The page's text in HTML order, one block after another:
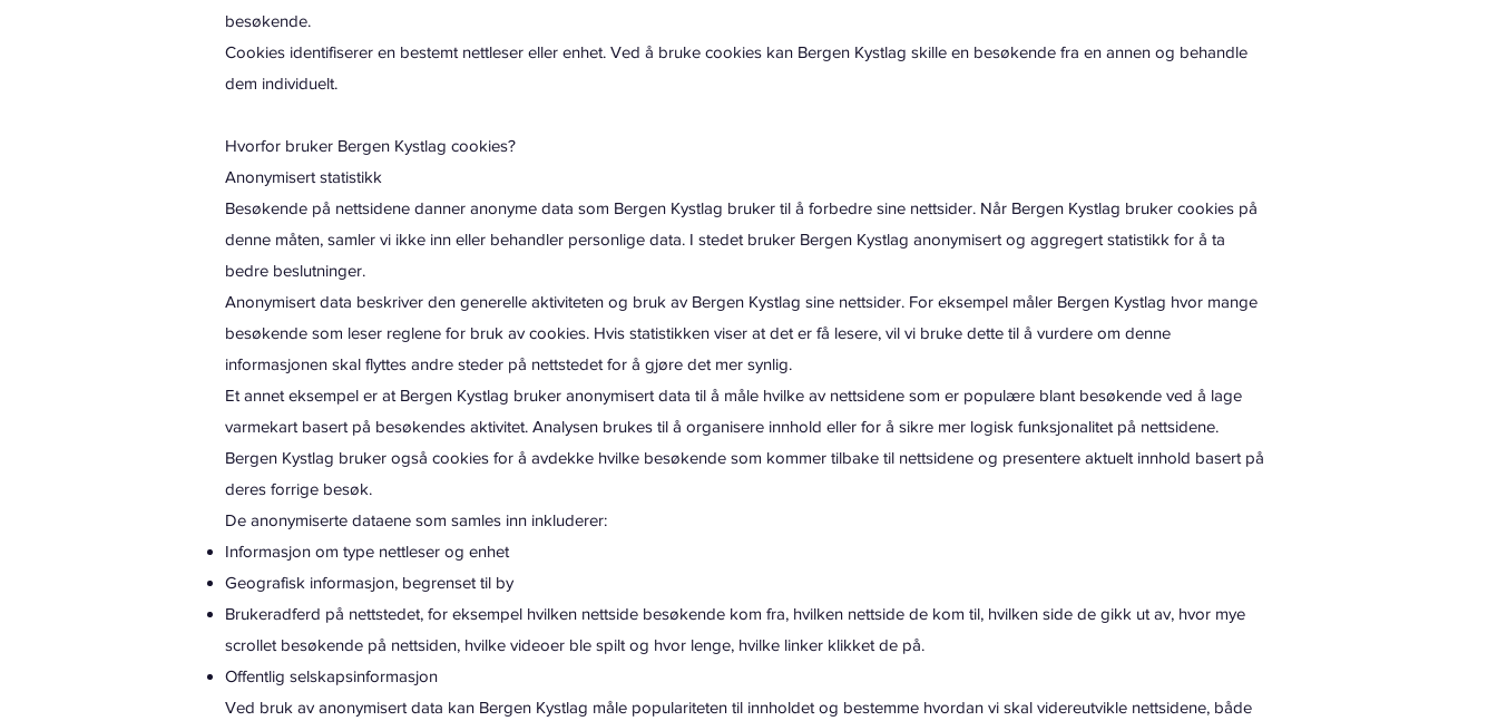
besøkende.
Cookies identifiserer en bestemt nettleser eller enhet. Ved å bruke cookies kan Bergen Kystlag skille en besøkende fra en annen og behandle
dem individuelt.
Hvorfor bruker Bergen Kystlag cookies?
Anonymisert statistikk
Besøkende på nettsidene danner anonyme data som Bergen Kystlag bruker til å forbedre sine nettsider. Når Bergen Kystlag bruker cookies på
denne måten, samler vi ikke inn eller behandler personlige data. I stedet bruker Bergen Kystlag anonymisert og aggregert statistikk for å ta
bedre beslutninger.
Anonymisert data beskriver den generelle aktiviteten og bruk av Bergen Kystlag sine nettsider. For eksempel måler Bergen Kystlag hvor mange
besøkende som leser reglene for bruk av cookies. Hvis statistikken viser at det er få lesere, vil vi bruke dette til å vurdere om denne
informasjonen skal flyttes andre steder på nettstedet for å gjøre det mer synlig.
Et annet eksempel er at Bergen Kystlag bruker anonymisert data til å måle hvilke av nettsidene som er populære blant besøkende ved å lage
varmekart basert på besøkendes aktivitet. Analysen brukes til å organisere innhold eller for å sikre mer logisk funksjonalitet på nettsidene.
Bergen Kystlag bruker også cookies for å avdekke hvilke besøkende som kommer tilbake til nettsidene og presentere aktuelt innhold basert på
deres forrige besøk.
De anonymiserte dataene som samles inn inkluderer:
Informasjon om type nettleser og enhet
Geografisk informasjon, begrenset til by
Brukeradferd på nettstedet, for eksempel hvilken nettside besøkende kom fra, hvilken nettside de kom til, hvilken side de gikk ut av, hvor mye
scrollet besøkende på nettsiden, hvilke videoer ble spilt og hvor lenge, hvilke linker klikket de på.
Offentlig selskapsinformasjon
Ved bruk av anonymisert data kan Bergen Kystlag måle populariteten til innholdet og bestemme hvordan vi skal videreutvikle nettsidene, både